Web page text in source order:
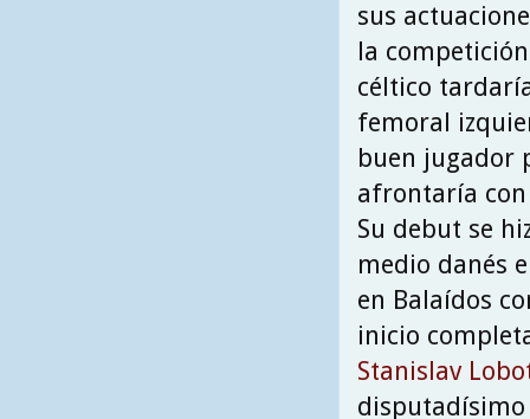
sus
la
céltico
femoral
buen jugador
afrontaría
Su debut se
medio danés
en Balaídos
inicio
Stanislav